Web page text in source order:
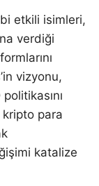
etkili isimleri,
verdiği
vizyonu,
kripto para
katalize